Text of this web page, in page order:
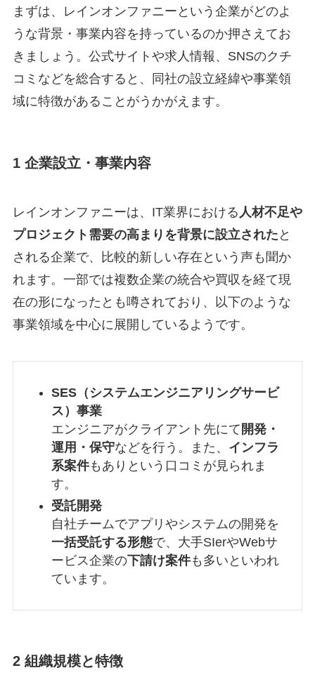
まずは、レインオンファニーという企業がどのよ
うな背景・事業内容を持っているのか押さえてお
きましょう。公式サイトや求人情報、SNSのクチ
コミなどを総合すると、同社の設立経緯や事業領
域に特徴があることがうかがえます。
1 企業設立・事業内容
レインオンファニーは、IT業界における 人材不足や
プロジェクト需要の高まりを背景に設立された と
される企業で、比較的新しい存在という声も聞か
れます。一部では複数企業の統合や買収を経て現
在の形になったとも噂されており、以下のような
事業領域を中心に展開しているようです。
SES（システムエンジニアリングサービ
ス）事業
エンジニアがクライアント先にて 開発・
運用・保守などを行う。また、 インフラ
系案件もありという口コミが見られま
す。
受託開発
自社チームでアプリやシステムの開発を
一括受託する形態で、大手SIerやWebサ
ービス企業の下請け案件も多いといわれ
ています。
2 組織規模と特徴